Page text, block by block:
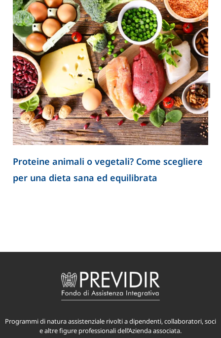
Proteine animali o vegetali? Come scegliere
per una dieta sana ed equilibrata
Programmi di natura assistenziale rivolti a dipendenti, collaboratori, soci
e altre figure professionali dell’Azienda associata.